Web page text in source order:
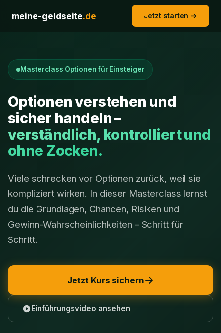
meine-geldseite.de Jetzt starten →
Masterclass Optionen für Einsteiger
Optionen verstehen und
sicher handeln –
verständlich, kontrolliert und
ohne Zocken.
Viele schrecken vor Optionen zurück, weil sie
kompliziert wirken. In dieser Masterclass lernst
du die Grundlagen, Chancen, Risiken und
Gewinn-Wahrscheinlichkeiten – Schritt für
Schritt.
Jetzt Kurs sichern
Einführungsvideo ansehen